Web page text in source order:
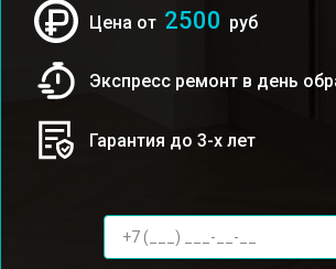
Цена от 2500 руб
Экспресс ремонт в день
Гарантия до 3-х лет